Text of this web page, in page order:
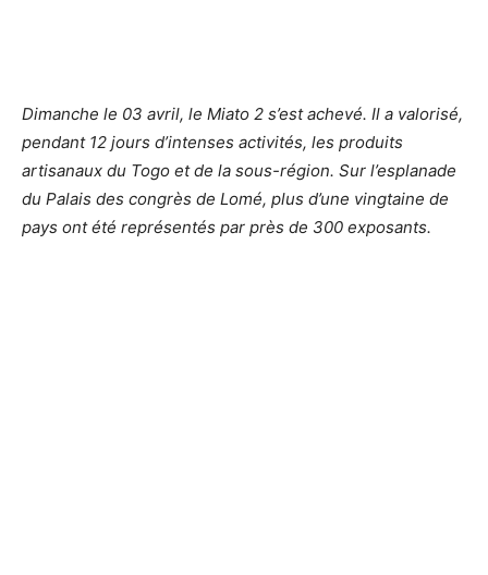
Dimanche le 03 avril, le Miato 2 s’est achevé. Il a valorisé,
pendant 12 jours d’intenses activités, les produits
artisanaux du Togo et de la sous-région. Sur l’esplanade
du Palais des congrès de Lomé, plus d’une vingtaine de
pays ont été représentés par près de 300 exposants.